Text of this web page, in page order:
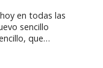
en todas las
sencillo
que
en plena